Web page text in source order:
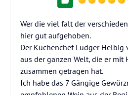
Wer die viel falt der
hier gut aufgehoben.
Der Küchenchef Ludger Helbig
aus der ganzen Welt, die er
zusammen getragen hat.
Ich habe das 7 Gängige